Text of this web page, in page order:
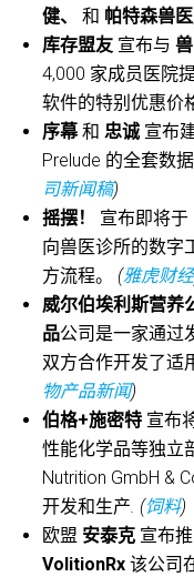
健、
和 帕特森兽
库存盟友 宣布与
4,000 家成员医院
软件的特别优惠价
序幕和 忠诚 宣布
Prelude 的全套数
司新闻稿)
摇摆！ 宣布即将于
向兽医诊所的数字
方流程。 (雅虎财经
威尔伯埃利斯营养
品公司是一家通过
双方合作开发了适
物产品新闻)
伯格+施密特 宣布
性能化学品等独立
Nutrition GmbH &
开发和生产. (饲料)
欧盟 安泰克 宣布
VolitionRx 该公司